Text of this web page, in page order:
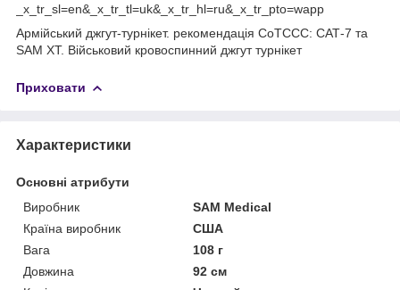
_x_tr_sl=en&_x_tr_tl=uk&_x_tr_hl=ru&_x_tr_pto=wapp
Армійський джгут-турнікет. рекомендація CoTCCC: САТ-7 та
SAM XT. Військовий кровоспинний джгут турнікет
Приховати
Характеристики
Основні атрибути
Виробник
SAM Medical
Країна виробник
США
Вага
108 г
Довжина
92 см